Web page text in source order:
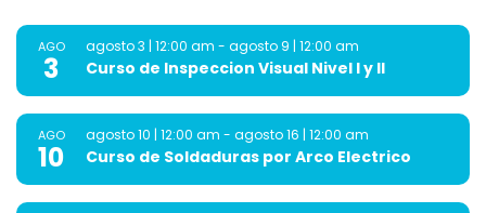
AGO
3
agosto 3 | 12:00 am - agosto 9 | 12:00 am
Curso de Inspeccion Visual Nivel I y II
AGO
10
agosto 10 | 12:00 am - agosto 16 | 12:00 am
Curso de Soldaduras por Arco Electrico